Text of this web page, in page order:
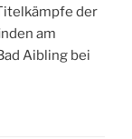
der
am
Aibling bei